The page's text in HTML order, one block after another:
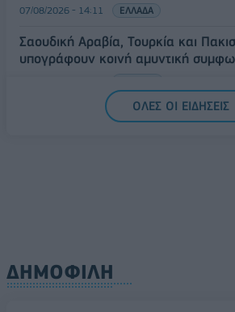
07/08/2026 - 14:11 ΕΛΛΑΔΑ
Σαουδική Αραβία, Τουρκία και
υπογράφουν κοινή αμυντική
ΟΛΕΣ ΟΙ ΕΙΔΗΣΕΙΣ
ΔΗΜΟΦΙΛΗ